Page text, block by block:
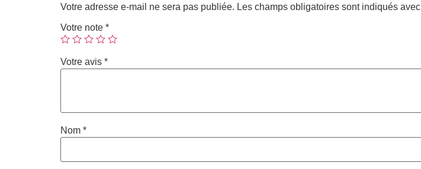
Votre adresse e-mail ne sera pas publiée. Les champs obligatoires sont indiqués avec
Votre note *
Votre avis *
Nom *